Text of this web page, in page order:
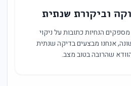
וביקורת שנתית
הנחיות כתובות על ניקוי
אנחנו מבצעים בדיקה שנתית
שהרובה בטוב מצב.